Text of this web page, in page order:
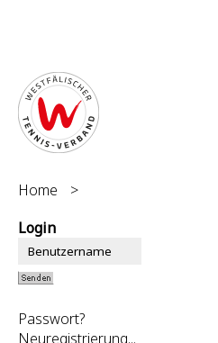
Home
>
Login
Passwort?
Neuregistrierung...